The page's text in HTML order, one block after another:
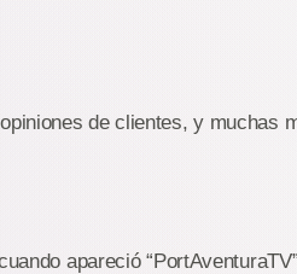
de clientes, y muchas
apareció